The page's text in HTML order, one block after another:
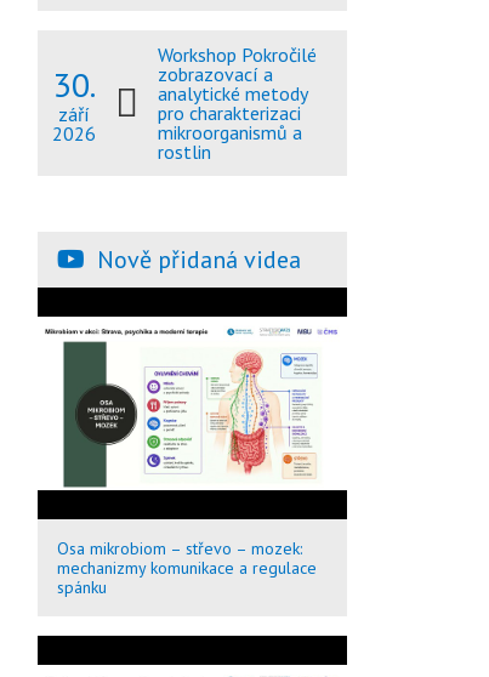
30.
září
2026
Workshop Pokročilé
zobrazovací a
analytické metody
pro charakterizaci
mikroorganismů a
rostlin
Nově přidaná videa
Osa mikrobiom – střevo – mozek:
mechanizmy komunikace a regulace
spánku